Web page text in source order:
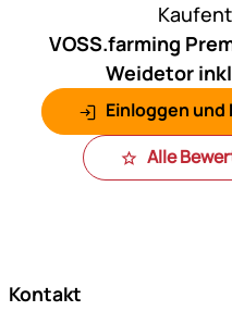
VOSS.farming
Weidetor
Einloggen
Alle
Kontakt